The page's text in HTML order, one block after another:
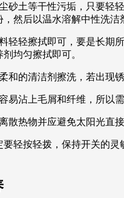
砂土等干性污垢，只要轻
然后以温水溶解中性洗
轻轻擦拭即可，要是长
均匀擦拭即可。
和的清洁剂擦洗，若出现
易沾上毛屑和纤维，所以
散热物并应避免太阳光直
轻按轻拨，保持开关的